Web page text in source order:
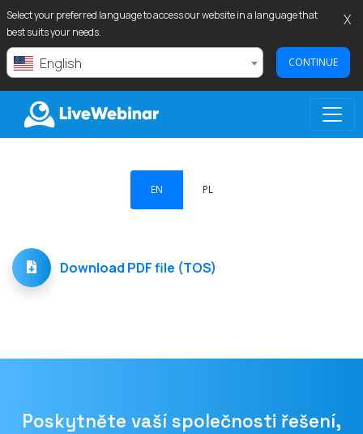
Select your preferred language to access our website in a language that
best suits your needs.
English CONTINUE
X
LIVEWEBINAR.COM
EN PL
Download PDF file (TOS)
Poskytněte vaší společnosti řešení,